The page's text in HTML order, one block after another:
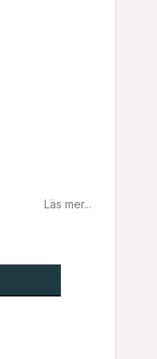
Läs mer...